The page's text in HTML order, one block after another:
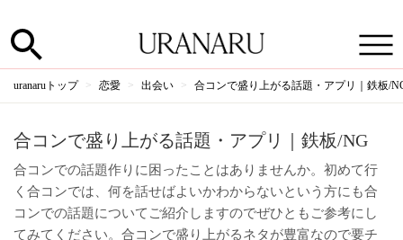
uranaruトップ 恋愛 出会い 合コンで盛り上がる話題・アプリ｜鉄板/
合コンで盛り上がる話題・アプリ｜鉄板/NG
合コンでの話題作りに困ったことはありませんか。初めて行
く合コンでは、何を話せばよいかわからないという方にも合
コンでの話題についてご紹介しますのでぜひともご参考にし
てみてください。合コンで盛り上がるネタが豊富なので要チ